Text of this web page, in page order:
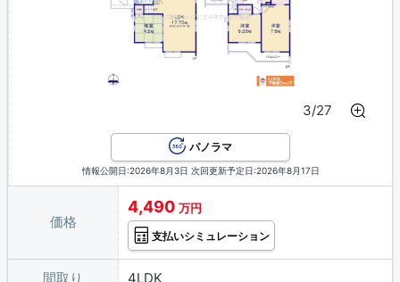
3/27
パノラマ
情報公開日:2026年8月3日 次回更新予定日:2026年8月17日
価格
4,490 万円
支払いシミュレーション
間取り 4LDK